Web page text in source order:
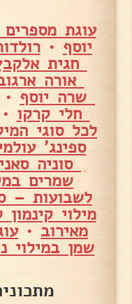
עוגת
יוסף •
חגית
אורה
שרה יוסף
חלי קרקו
לכל סוגי
ספינג'
סוניה
שמרים
לשבועות –
מילוי
מאירוב•
שמן במילוי